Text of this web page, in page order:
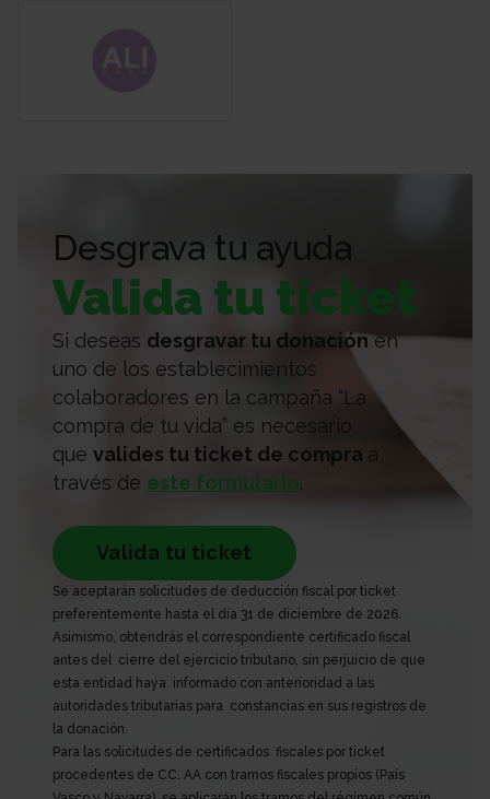
Desgrava tu ayuda
Valida tu ticket
Si deseas desgravar tu donaciónen
uno de los establecimientos
colaboradores en la campaña “La
compra de tu vida” es necesario
que valides tu ticket de compra a
través de este formulario.
Valida tu ticket
Se aceptarán solicitudes de deducción fiscal por ticket
preferentemente hasta el día 31 de diciembre de 2026.
Asimismo, obtendrás el correspondiente certificado fiscal
antes del cierre del ejercicio tributario, sin perjuicio de que
esta entidad haya informado con anterioridad a las
autoridades tributarias para constancias en sus registros de
la donación.
Para las solicitudes de certificados fiscales por ticket
procedentes de CC. AA con tramos fiscales propios (País